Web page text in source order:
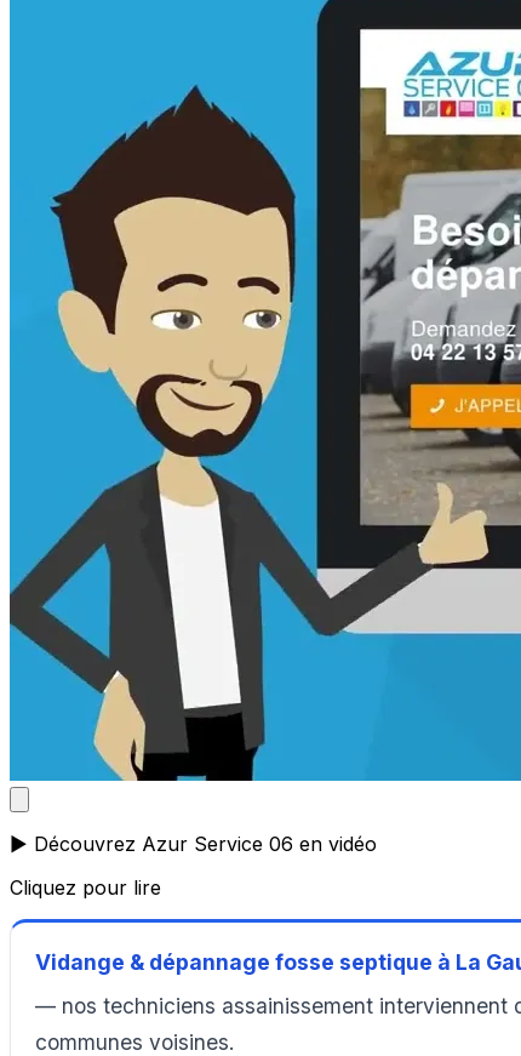
▶️ Découvrez Azur Service 06 en vidéo
Cliquez pour lire
Vidange & dépannage fosse septique à La
— nos techniciens assainissement interviennent
communes voisines.